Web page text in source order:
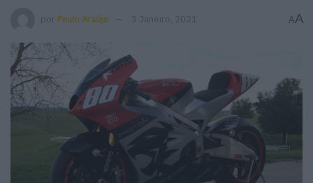
por Paulo Araújo 3 Janeiro, 2021 AA